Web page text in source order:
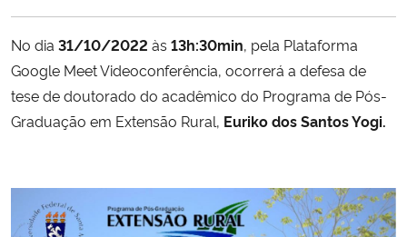
Ministério de Minas e Energia
Ministério da Ciência, Tecnologia, Inovações e Comunicações
No dia 31/10/2022 às 13h:30min, pela Plataforma
Google Meet Videoconferência, ocorrerá a defesa de
tese de doutorado do acadêmico do Programa de Pós-
Graduação em Extensão Rural, Euriko dos Santos Yogi.